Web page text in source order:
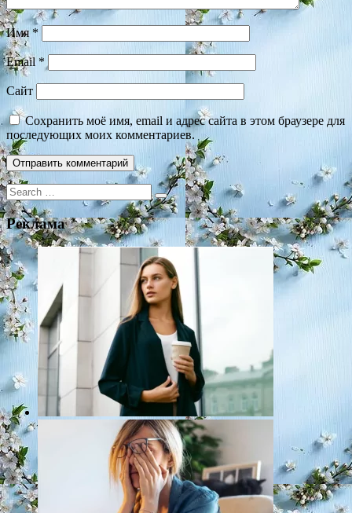
Имя*
Email*
Сайт
Сохранить моё имя, email и адрес сайта в этом браузере для
последующих моих комментариев.
Search
for:
Реклама